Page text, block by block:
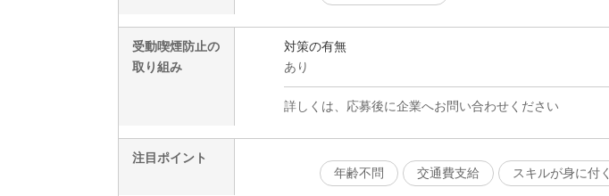
受動喫煙防止の
取り組み
対策の有無
あり
詳しくは、応募後に企業へお問い合わせください
注目ポイント
年齢不問
交通費支給 スキルが身に付く